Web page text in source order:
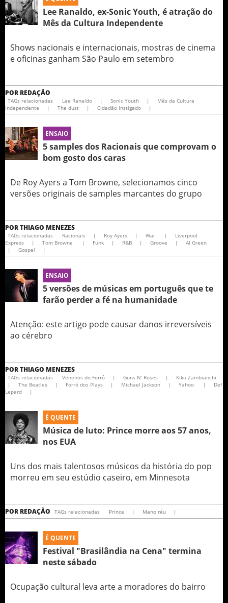
Lee Ranaldo, ex-Sonic Youth, é atração do
Mês da Cultura Independente
Shows nacionais e internacionais, mostras de cinema
e oficinas ganham São Paulo em setembro
POR REDAÇÃO
TAGs relacionadas Lee Ranaldo | Sonic Youth |
Mês da Cultura
Independente
| The dust | Cidadão Instigado |
ENSAIO
5 samples dos Racionais que comprovam o
bom gosto dos caras
De Roy Ayers a Tom Browne, selecionamos cinco
versões originais de samples marcantes do grupo
PORTHIAGO MENEZES
TAGs relacionadas Racionais | Roy Ayers | War |
Liverpool
Express
| Tom Browne | Funk | R&B | Groove |
Al Green
|
Gospel |
ENSAIO
5 versões de músicas em português que te
farão perder a fé na humanidade
Atenção: este artigo pode causar danos irreversíveis
ao cérebro
PORTHIAGO MENEZES
TAGs relacionadas Venenos do Forró | Guns N’ Roses |
Kiko Zambianchi
|
The Beatles | Forró dos Plays | Michael Jackson | Yahoo |
Def
Lepard
|
É QUENTE
Música de luto: Prince morre aos 57 anos,
nos EUA
Uns dos mais talentosos músicos da história do pop
morreu em seu estúdio caseiro, em Minnesota
POR REDAÇÃO TAGs relacionadas Prince | Mano réu |
É QUENTE
Festival "Brasilândia na Cena" termina
neste sábado
Ocupação cultural leva arte a moradores do bairro